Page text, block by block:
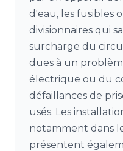
d'eau, les fusibles
divisionnaires qui
surcharge du
dues à un
électrique ou du
défaillances de
usés. Les
notamment dans
présentent